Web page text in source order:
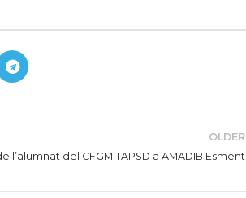
OLDER
l’alumnat del CFGM TAPSD a AMADIB Esment